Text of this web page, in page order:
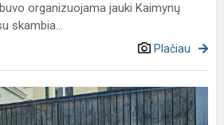
organizuojama jauki Kaimynų
skambia...
Plačiau